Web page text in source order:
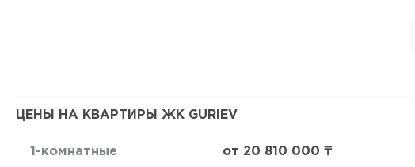
ЦЕНЫ НА КВАРТИРЫ ЖК GURIEV
1-комнатные от 20 810 000 ₸